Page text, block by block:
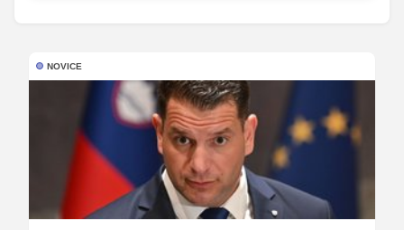
NOVICE